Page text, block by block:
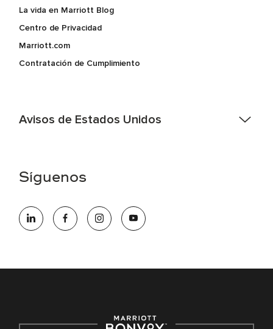
La vida en Marriott Blog
Centro de Privacidad
Marriott.com
Contratación de Cumplimiento
Avisos de Estados Unidos
electrónico hqaffirmativeaction@marriott.com
oportunidades que se compromete a contratar una fuerza
de trabajo diversa y a mantener una cultura inclusiva.
Derecho a trabajar inglés/español
Síguenos